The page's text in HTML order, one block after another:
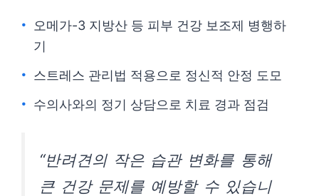
오메가-3 지방산 등 피부 건강 보조제 병행하
기
스트레스 관리법 적용으로 정신적 안정 도모
수의사와의 정기 상담으로 치료 경과 점검
“반려견의 작은 습관 변화를 통해
큰 건강 문제를 예방할 수 있습니